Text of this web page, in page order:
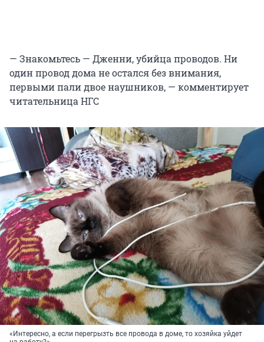
— Знакомьтесь — Дженни, убийца проводов. Ни
один провод дома не остался без внимания,
первыми пали двое наушников, — комментирует
читательница НГС
«Интересно, а если перегрызть все провода в доме, то хозяйка уйдет